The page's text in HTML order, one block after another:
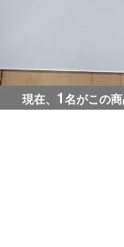
現在、 1名がこの